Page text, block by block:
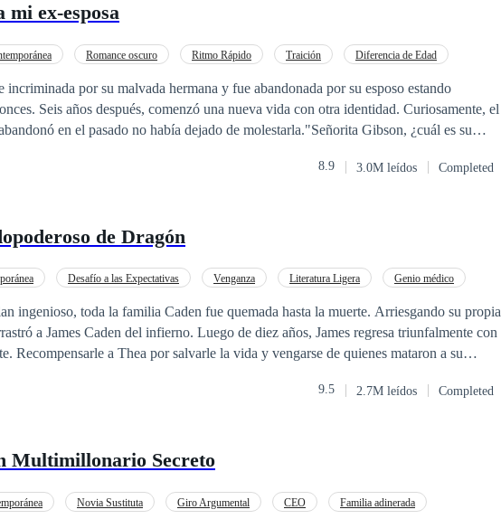
mi ex-esposa
Romance oscuro Ritmo Rápido Traición
Diferencia de Edad
incriminada por su malvada hermana y fue abandonada por su esposo estando
Seis años después, comenzó una nueva vida con otra identidad. Curiosamente, el
en el pasado no había dejado de molestarla."Señorita Gibson, ¿cuál es su
estuvo casada".Ella respondió mientras se recogía el cabello, “Esos son rumores. No
Ella se quejó gimiendo: "¡Por favor, suéltame, cariño!".
8.9 3.0M leídos Completed
de Dragón
Desafío a las Expectativas Venganza Literatura Ligera Genio médico
ingenioso, toda la familia Caden fue quemada hasta la muerte. Arriesgando su propia
infierno. Luego de diez años, James regresa triunfalmente con
a su
en la palma de sus manos.
9.5 2.7M leídos Completed
Multimillonario Secreto
Novia Sustituta Giro Argumental CEO
Familia adinerada